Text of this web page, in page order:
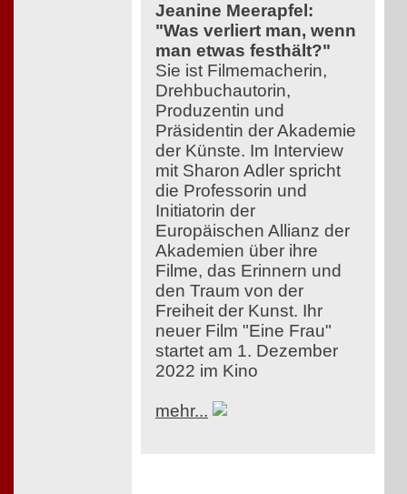
Jeanine Meerapfel:
"Was verliert man, wenn
man etwas festhält?"
Sie ist Filmemacherin,
Drehbuchautorin,
Produzentin und
Präsidentin der Akademie
der Künste. Im Interview
mit Sharon Adler spricht
die Professorin und
Initiatorin der
Europäischen Allianz der
Akademien über ihre
Filme, das Erinnern und
den Traum von der
Freiheit der Kunst. Ihr
neuer Film "Eine Frau"
startet am 1. Dezember
2022 im Kino
mehr...